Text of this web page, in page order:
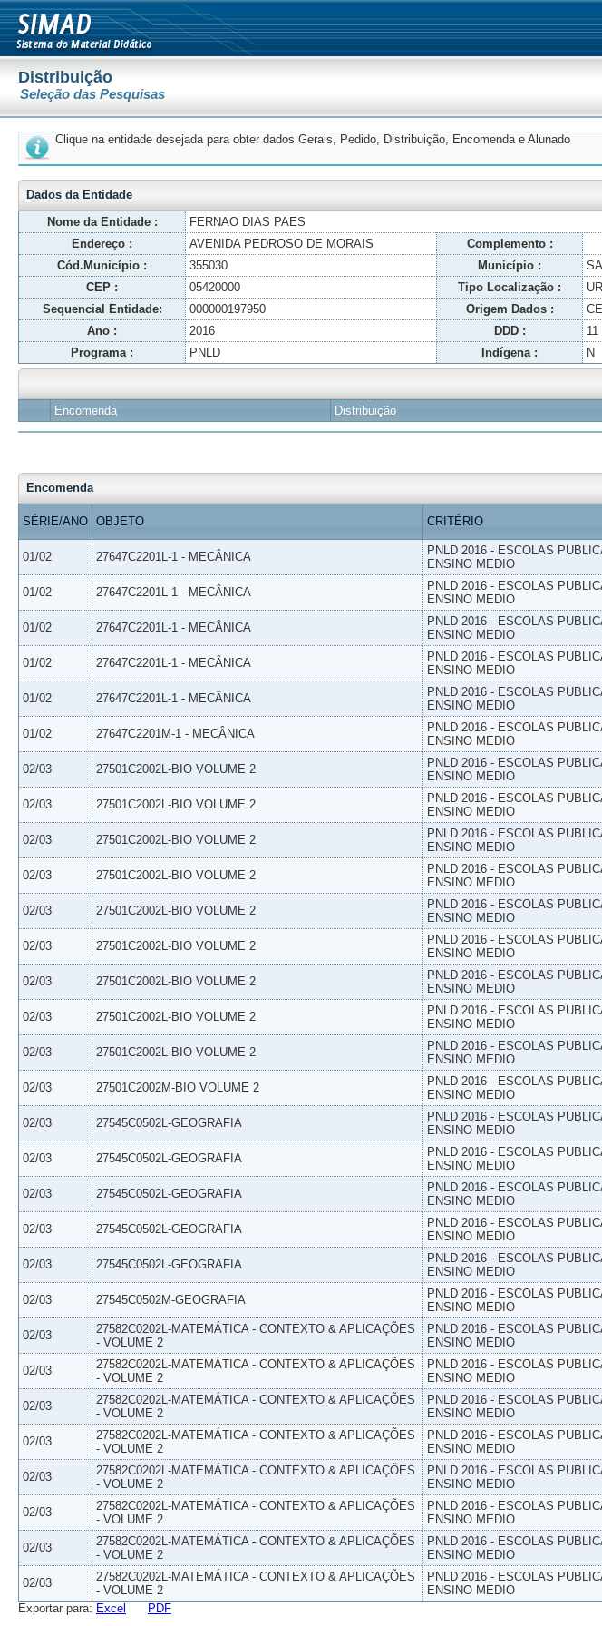
Distribuição
Seleção das Pesquisas
Clique na entidade desejada para obter dados Gerais, Pedido, Distribuição, Encomenda e Alunado
Dados da Entidade
Nome da Entidade :
FERNAO DIAS PAES
Endereço :
AVENIDA PEDROSO DE MORAIS Complemento :
Cód.Município :
355030 Município :
CEP :
05420000 Tipo Localização :
Sequencial Entidade:
000000197950 Origem Dados :
Ano :
2016 DDD : 11
Programa :
PNLD Indígena : N
Encomenda Distribuição
Encomenda
SÉRIE/ANO OBJETO CRITÉRIO
01/02 27647C2201L-1 - MECÂNICA
PNLD 2016 - ESCOLAS
ENSINO MEDIO
01/02 27647C2201L-1 - MECÂNICA
PNLD 2016 - ESCOLAS
ENSINO MEDIO
01/02 27647C2201L-1 - MECÂNICA
PNLD 2016 - ESCOLAS
ENSINO MEDIO
01/02 27647C2201L-1 - MECÂNICA
PNLD 2016 - ESCOLAS
ENSINO MEDIO
01/02 27647C2201L-1 - MECÂNICA
PNLD 2016 - ESCOLAS
ENSINO MEDIO
01/02 27647C2201M-1 - MECÂNICA
PNLD 2016 - ESCOLAS
ENSINO MEDIO
02/03 27501C2002L-BIO VOLUME 2
PNLD 2016 - ESCOLAS
ENSINO MEDIO
02/03 27501C2002L-BIO VOLUME 2
PNLD 2016 - ESCOLAS
ENSINO MEDIO
02/03 27501C2002L-BIO VOLUME 2
PNLD 2016 - ESCOLAS
ENSINO MEDIO
02/03 27501C2002L-BIO VOLUME 2
PNLD 2016 - ESCOLAS
ENSINO MEDIO
02/03 27501C2002L-BIO VOLUME 2
PNLD 2016 - ESCOLAS
ENSINO MEDIO
02/03 27501C2002L-BIO VOLUME 2
PNLD 2016 - ESCOLAS
ENSINO MEDIO
02/03 27501C2002L-BIO VOLUME 2
PNLD 2016 - ESCOLAS
ENSINO MEDIO
02/03 27501C2002L-BIO VOLUME 2
PNLD 2016 - ESCOLAS
ENSINO MEDIO
02/03 27501C2002L-BIO VOLUME 2
PNLD 2016 - ESCOLAS
ENSINO MEDIO
02/03 27501C2002M-BIO VOLUME 2
PNLD 2016 - ESCOLAS
ENSINO MEDIO
02/03 27545C0502L-GEOGRAFIA
PNLD 2016 - ESCOLAS
ENSINO MEDIO
02/03 27545C0502L-GEOGRAFIA
PNLD 2016 - ESCOLAS
ENSINO MEDIO
02/03 27545C0502L-GEOGRAFIA
PNLD 2016 - ESCOLAS
ENSINO MEDIO
02/03 27545C0502L-GEOGRAFIA
PNLD 2016 - ESCOLAS
ENSINO MEDIO
02/03 27545C0502L-GEOGRAFIA
PNLD 2016 - ESCOLAS
ENSINO MEDIO
02/03 27545C0502M-GEOGRAFIA
PNLD 2016 - ESCOLAS
ENSINO MEDIO
02/03
27582C0202L-MATEMÁTICA - CONTEXTO & APLICAÇÕES
- VOLUME 2
PNLD 2016 - ESCOLAS
ENSINO MEDIO
02/03
27582C0202L-MATEMÁTICA - CONTEXTO & APLICAÇÕES
- VOLUME 2
PNLD 2016 - ESCOLAS
ENSINO MEDIO
02/03
27582C0202L-MATEMÁTICA - CONTEXTO & APLICAÇÕES
- VOLUME 2
PNLD 2016 - ESCOLAS
ENSINO MEDIO
02/03
27582C0202L-MATEMÁTICA - CONTEXTO & APLICAÇÕES
- VOLUME 2
PNLD 2016 - ESCOLAS
ENSINO MEDIO
02/03
27582C0202L-MATEMÁTICA - CONTEXTO & APLICAÇÕES
- VOLUME 2
PNLD 2016 - ESCOLAS
ENSINO MEDIO
02/03
27582C0202L-MATEMÁTICA - CONTEXTO & APLICAÇÕES
- VOLUME 2
PNLD 2016 - ESCOLAS
ENSINO MEDIO
02/03
27582C0202L-MATEMÁTICA - CONTEXTO & APLICAÇÕES
- VOLUME 2
PNLD 2016 - ESCOLAS
ENSINO MEDIO
02/03
27582C0202L-MATEMÁTICA - CONTEXTO & APLICAÇÕES
- VOLUME 2
PNLD 2016 - ESCOLAS
ENSINO MEDIO
Exportar para: Excel PDF